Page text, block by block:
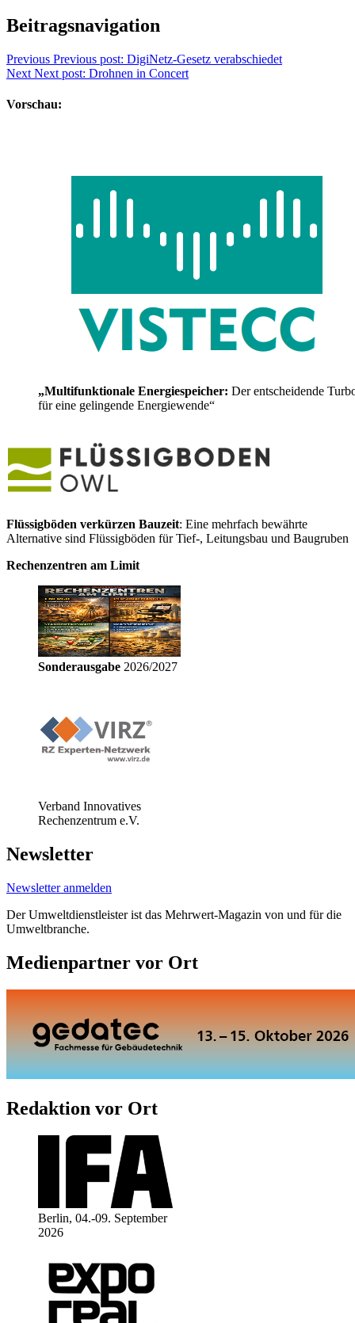
Beitragsnavigation
Previous Previous post: DigiNetz-Gesetz verabschiedet
Next Next post: Drohnen in Concert
Vorschau:
„Multifunktionale Energiespeicher: Der entscheidende
für eine gelingende Energiewende“
Flüssigböden verkürzen Bauzeit: Eine mehrfach bewährte
Alternative sind Flüssigböden für Tief-, Leitungsbau und Baugruben
Rechenzentren am Limit
Sonderausgabe 2026/2027
Verband Innovatives
Rechenzentrum e.V.
Newsletter
Newsletter anmelden
Der Umweltdienstleister ist das Mehrwert-Magazin von und für die
Umweltbranche.
Medienpartner vor Ort
Redaktion vor Ort
Berlin, 04.-09. September
2026